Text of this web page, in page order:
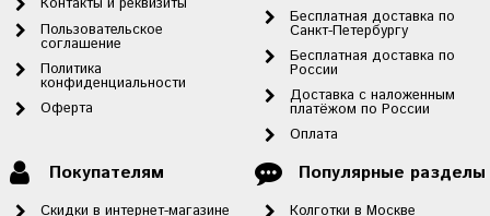
Пользовательское
соглашение
Политика
конфиденциальности
Оферта
Бесплатная доставка по
Санкт-Петербургу
Бесплатная доставка по
России
Доставка с наложенным
платёжом по России
Оплата
Покупателям
Скидки в интернет-магазине
Популярные разделы
Колготки в Москве